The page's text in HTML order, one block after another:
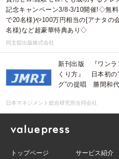
記念キャンペーン3/8-3/10開催!◇無
で20名様)や100万円相当の[アナタの
名様)など超豪華特典あり◇
同文舘出版株式会社
新刊出版 『ワンラ
くり方』 日本初の
グ”の提唱 勝間和
日本マネジメント総合研究所合同会社
トップページ サービス紹介